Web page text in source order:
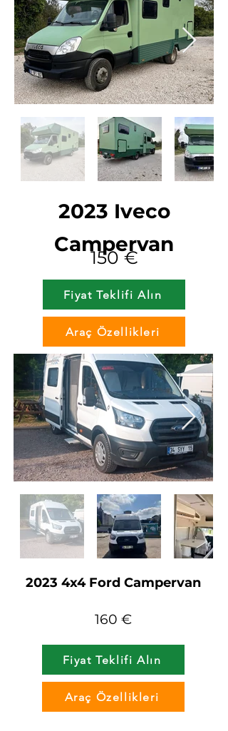
2023 Iveco
Campervan
150 €
Fiyat Teklifi Alın
Araç Özellikleri
2023 4x4 Ford Campervan
160 €
Fiyat Teklifi Alın
Araç Özellikleri